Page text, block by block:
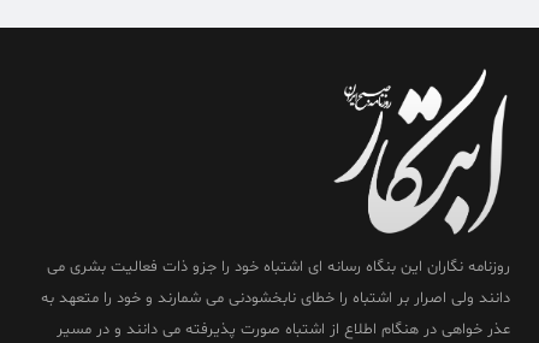
روزنامه نگاران این بنگاه رسانه ای اشتباه خود را جزو ذات فعالیت بشری می
دانند ولی اصرار بر اشتباه را خطای نابخشودنی می شمارند و خود را متعهد به
عذر خواهی در هنگام اطلاع از اشتباه صورت پذیرفته می دانند و در مسیر